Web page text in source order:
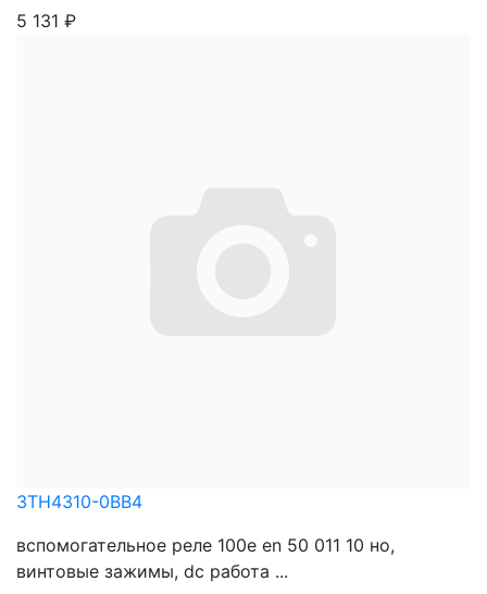
5 131 ₽
3TH4310-0BB4
вспомогательное реле 100e en 50 011 10 нo,
винтовые зажимы, dc работа ...